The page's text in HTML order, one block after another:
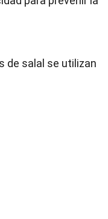
de salal se utilizan